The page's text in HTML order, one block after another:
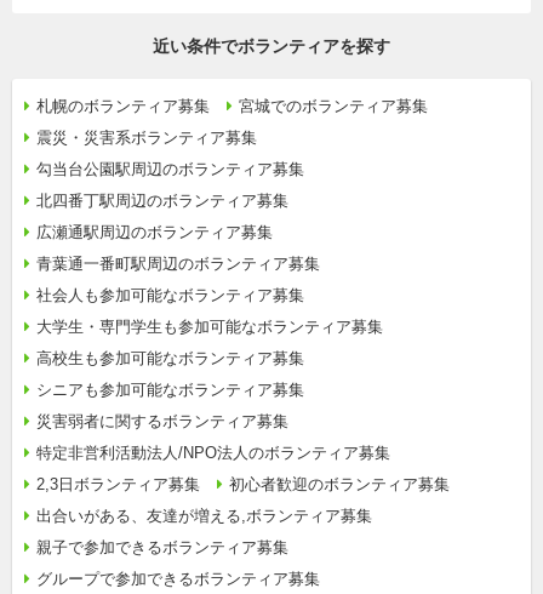
近い条件でボランティアを探す
札幌のボランティア募集
宮城でのボランティア募集
震災・災害系ボランティア募集
勾当台公園駅周辺のボランティア募集
北四番丁駅周辺のボランティア募集
広瀬通駅周辺のボランティア募集
青葉通一番町駅周辺のボランティア募集
社会人も参加可能なボランティア募集
大学生・専門学生も参加可能なボランティア募集
高校生も参加可能なボランティア募集
シニアも参加可能なボランティア募集
災害弱者に関するボランティア募集
特定非営利活動法人/NPO法人のボランティア募集
2,3日ボランティア募集
初心者歓迎のボランティア募集
出合いがある、友達が増える,ボランティア募集
親子で参加できるボランティア募集
グループで参加できるボランティア募集